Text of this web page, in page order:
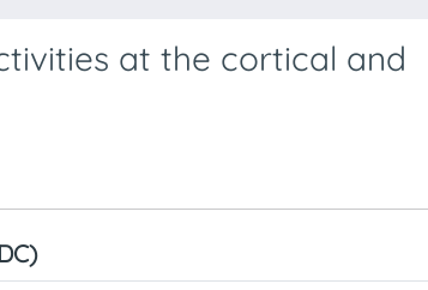
at the cortical and